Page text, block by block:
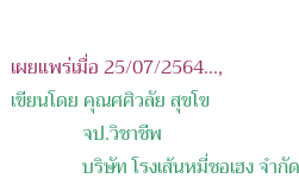
เผยแพร่เมื่อ 25/07/2564...,
เขียนโดย คุณศศิวลัย สุขโข
จป.วิชาชีพ
บริษัท โรงเส้นหมี่ชอเฮง จำกัด